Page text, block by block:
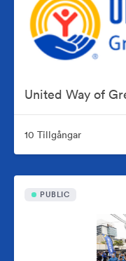
United Way of
10 Tillgångar
PUBLIC